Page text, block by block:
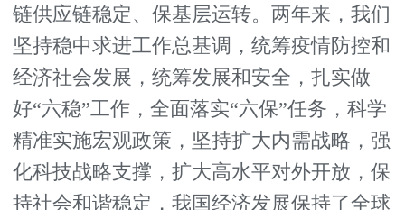
链供应链稳定、保基层运转。两年来，我们
坚持稳中求进工作总基调，统筹疫情防控和
经济社会发展，统筹发展和安全，扎实做
好“六稳”工作，全面落实“六保”任务，科学
精准实施宏观政策，坚持扩大内需战略，强
化科技战略支撑，扩大高水平对外开放，保
持社会和谐稳定，我国经济发展保持了全球